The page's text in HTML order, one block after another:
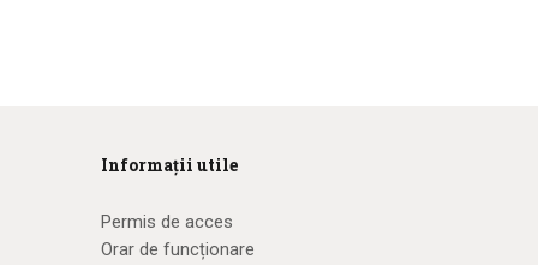
Informații utile
Permis de acces
Orar de funcționare